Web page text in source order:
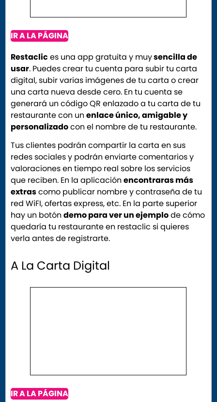
IR A LA PÁGINA
Restaclic es una app gratuita y muysencilla de
usar. Puedes crear tu cuenta para subir tu carta
digital, subir varias imágenes de tu carta o crear
una carta nueva desde cero. En tu cuenta se
generará un código QR enlazado a tu carta de tu
restaurante con unenlace único, amigable y
personalizadocon el nombre de tu restaurante.
Tus clientes podrán compartir la carta en sus
redes sociales y podrán enviarte comentarios y
valoraciones en tiempo real sobre los servicios
que reciben. En la aplicaciónencontraras más
extrascomo publicar nombre y contraseña de tu
red WiFI, ofertas express, etc. En la parte superior
hay un botóndemo para ver un ejemplode cómo
quedaría tu restaurante en restaclic si quieres
verla antes de registrarte.
A La Carta Digital
IR A LA PÁGINA